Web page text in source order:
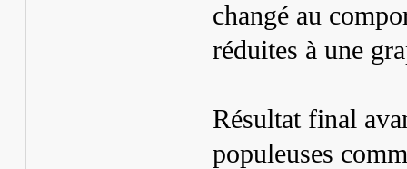
changé au
réduites à une
Résultat final
populeuses